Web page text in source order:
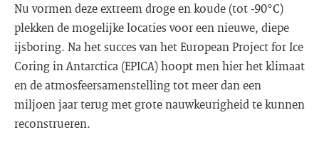
Nu vormen deze extreem droge en koude (tot -90°C)
plekken de mogelijke locaties voor een nieuwe, diepe
ijsboring. Na het succes van het European Project for Ice
Coring in Antarctica (EPICA) hoopt men hier het klimaat
en de atmosfeersamenstelling tot meer dan een
miljoen jaar terug met grote nauwkeurigheid te kunnen
reconstrueren.